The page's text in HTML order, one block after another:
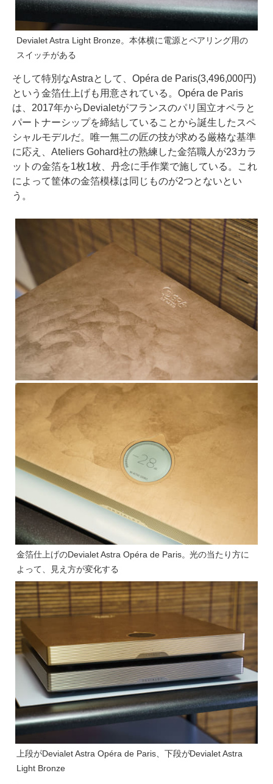
Devialet Astra Light Bronze。本体横に電源とペアリング用の
スイッチがある
そして特別なAstraとして、Opéra de Paris(3,496,000円)
という金箔仕上げも用意されている。Opéra de Paris
は、2017年からDevialetがフランスのパリ国立オペラと
パートナーシップを締結していることから誕生したスペ
シャルモデルだ。唯一無二の匠の技が求める厳格な基準
に応え、Ateliers Gohard社の熟練した金箔職人が23カラ
ットの金箔を1枚1枚、丹念に手作業で施している。これ
によって筐体の金箔模様は同じものが2つとないとい
う。
金箔仕上げのDevialet Astra Opéra de Paris。光の当たり方に
よって、見え方が変化する
上段がDevialet Astra Opéra de Paris、下段がDevialet Astra
Light Bronze